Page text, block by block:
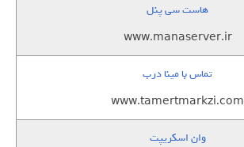
هاست سی پنل
www.manaserver.ir
تماس با مینا درب
www.tamertmarkzi.com
وان اسکریپت